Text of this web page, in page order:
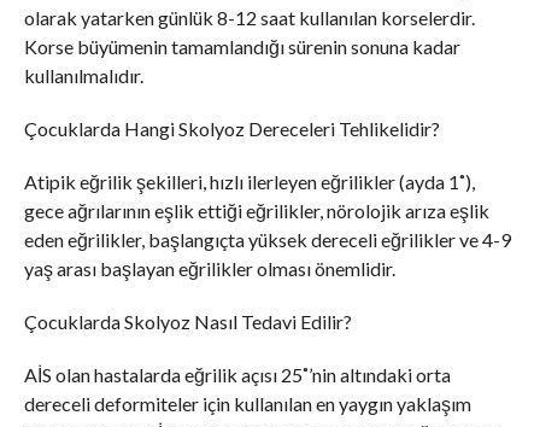
olarak yatarken günlük 8-12 saat kullanılan korselerdir.
Korse büyümenin tamamlandığı sürenin sonuna kadar
kullanılmalıdır.
Çocuklarda Hangi Skolyoz Dereceleri Tehlikelidir?
Atipik eğrilik şekilleri, hızlı ilerleyen eğrilikler (ayda 1˚),
gece ağrılarının eşlik ettiği eğrilikler, nörolojik arıza eşlik
eden eğrilikler, başlangıçta yüksek dereceli eğrilikler ve 4-9
yaş arası başlayan eğrilikler olması önemlidir.
Çocuklarda Skolyoz Nasıl Tedavi Edilir?
AİS olan hastalarda eğrilik açısı 25˚’nin altındaki orta
dereceli deformiteler için kullanılan en yaygın yaklaşım